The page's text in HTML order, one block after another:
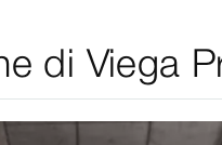
di Viega